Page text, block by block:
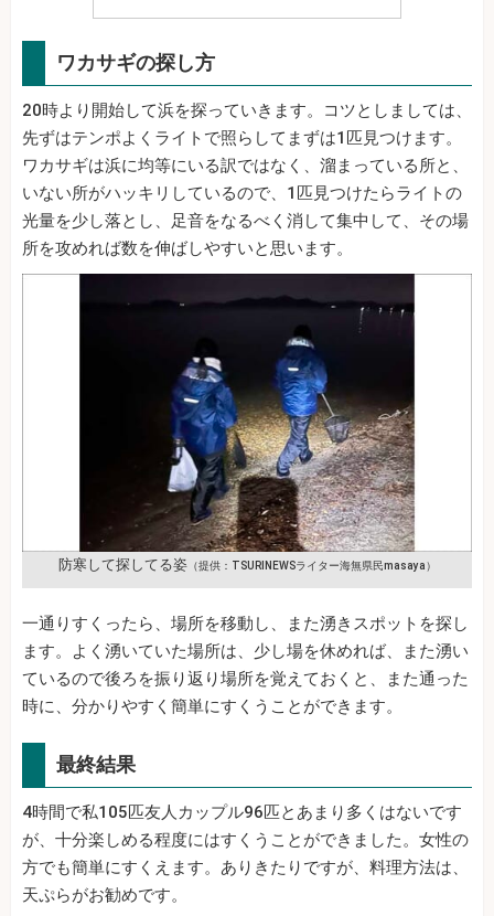
ワカサギの探し方
20時より開始して浜を探っていきます。コツとしましては、
先ずはテンポよくライトで照らしてまずは1匹見つけます。
ワカサギは浜に均等にいる訳ではなく、溜まっている所と、
いない所がハッキリしているので、1匹見つけたらライトの
光量を少し落とし、足音をなるべく消して集中して、その場
所を攻めれば数を伸ばしやすいと思います。
防寒して探してる姿（提供：TSURINEWSライター海無県民masaya）
一通りすくったら、場所を移動し、また湧きスポットを探し
ます。よく湧いていた場所は、少し場を休めれば、また湧い
ているので後ろを振り返り場所を覚えておくと、また通った
時に、分かりやすく簡単にすくうことができます。
最終結果
4時間で私105匹友人カップル96匹とあまり多くはないです
が、十分楽しめる程度にはすくうことができました。女性の
方でも簡単にすくえます。ありきたりですが、料理方法は、
天ぷらがお勧めです。